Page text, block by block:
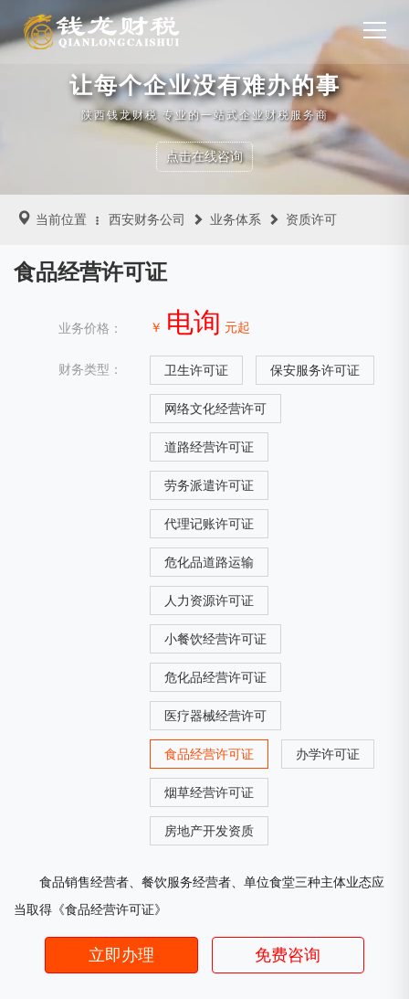
让每个企业没有难办的事
陕西钱龙财税 专业的一站式企业财税服务商
点击在线咨询
当前位置 西安财务公司 业务体系 资质许可
食品经营许可证
业务价格： ￥ 电询 元起
财务类型： 卫生许可证 保安服务许可证
网络文化经营许可
道路经营许可证
劳务派遣许可证
代理记账许可证
危化品道路运输
人力资源许可证
小餐饮经营许可证
危化品经营许可证
医疗器械经营许可
食品经营许可证 办学许可证
烟草经营许可证
房地产开发资质
食品销售经营者、餐饮服务经营者、单位食堂三种主体业态应
当取得《食品经营许可证》
立即办理 免费咨询